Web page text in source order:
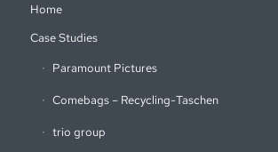
Home
Case Studies
Paramount Pictures
Comebags – Recycling-Taschen
trio group